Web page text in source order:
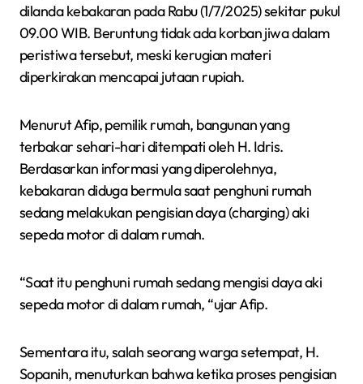
dilanda kebakaran pada Rabu (1/7/2025) sekitar pukul
09.00 WIB. Beruntung tidak ada korban jiwa dalam
peristiwa tersebut, meski kerugian materi
diperkirakan mencapai jutaan rupiah.
Menurut Afip, pemilik rumah, bangunan yang
terbakar sehari-hari ditempati oleh H. Idris.
Berdasarkan informasi yang diperolehnya,
kebakaran diduga bermula saat penghuni rumah
sedang melakukan pengisian daya (charging) aki
sepeda motor di dalam rumah.
“Saat itu penghuni rumah sedang mengisi daya aki
sepeda motor di dalam rumah, “ujar Afip.
Sementara itu, salah seorang warga setempat, H.
Sopanih, menuturkan bahwa ketika proses pengisian